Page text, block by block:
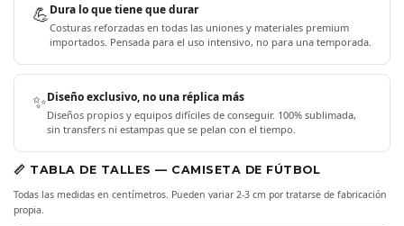
💪Dura lo que tiene que durar
Costuras reforzadas en todas las uniones y materiales premium
importados. Pensada para el uso intensivo, no para una temporada.
✨Diseño exclusivo, no una réplica más
Diseños propios y equipos difíciles de conseguir. 100% sublimada,
sin transfers ni estampas que se pelan con el tiempo.
📏 TABLA DE TALLES — CAMISETA DE FÚTBOL
Todas las medidas en centímetros. Pueden variar 2-3 cm por tratarse de fabricación
propia.